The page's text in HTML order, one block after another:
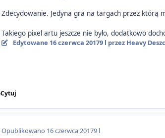
Zdecydowanie. Jedyna gra na targach przez którą
Takiego pixel artu jeszcze nie było, dodatkowo
Edytowane 16 czerwca 20179 l przez Heavy
Cytuj
Opublikowano 16 czerwca 20179 l